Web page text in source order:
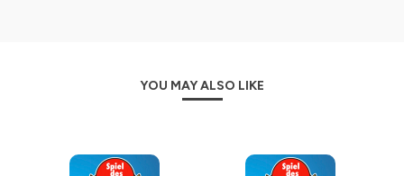
YOU MAY ALSO LIKE